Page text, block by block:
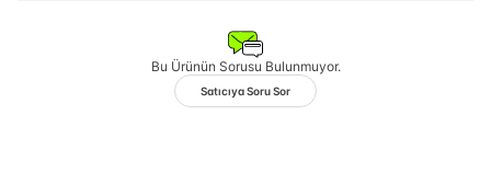
Bu Ürünün Sorusu Bulunmuyor.
Satıcıya Soru Sor